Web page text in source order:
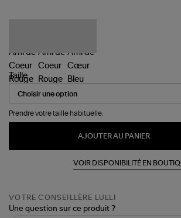
Taille
Prendre votre taille habituelle.
AJOUTER AU PANIER
VOIR DISPONIBILITÉ EN
VOTRE CONSEILLÈRE LULLI
Une question sur ce produit ?